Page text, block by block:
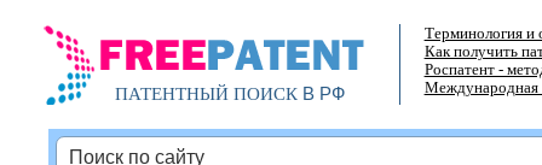
ПАТЕНТНЫЙ ПОИСКВ РФ
Терминология и
Как получить
Роспатент -
Международная